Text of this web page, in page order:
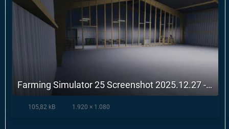
Farming Simulator 25 Screenshot 2025.12.27 - 10.55.43.06.webp
105,82 kB 1.920 × 1.080